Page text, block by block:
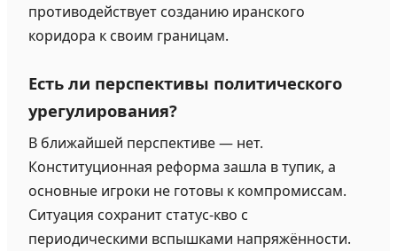
противодействует созданию иранского
коридора к своим границам.
Есть ли перспективы политического
урегулирования?
В ближайшей перспективе — нет.
Конституционная реформа зашла в тупик, а
основные игроки не готовы к компромиссам.
Ситуация сохранит статус-кво с
периодическими вспышками напряжённости.